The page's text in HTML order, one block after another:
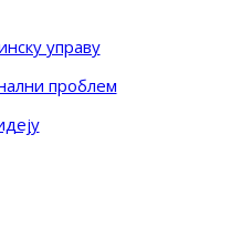
управу
проблем